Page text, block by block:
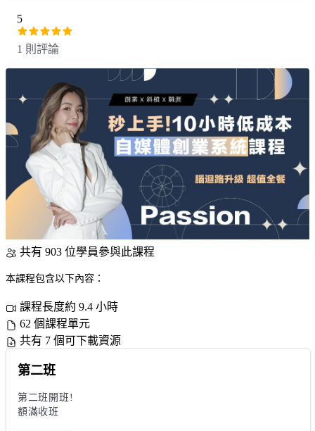
5
1 則評論
共有 903 位學員參與此課程
本課程包含以下內容：
課程長度約 9.4 小時
62 個課程單元
共有 7 個可下載資源
第二班
第二班開班!
額滿收班